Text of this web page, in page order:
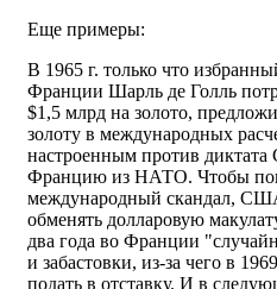
Еще примеры:
В 1965 г. только что
Франции Шарль де Голль
$1,5 млрд на золото,
золоту в международных
настроенным против
Францию из НАТО. Чтобы
международный скандал,
обменять долларовую
два года во Франции
и забастовки, из-за чего в
подать в отставку. И в